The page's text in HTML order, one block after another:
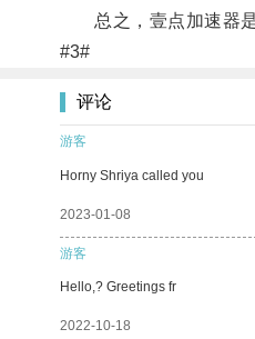
总之，壹点加速器是
#3#
评论
游客
Horny Shriya called you
2023-01-08
游客
Hello,? Greetings fr
2022-10-18